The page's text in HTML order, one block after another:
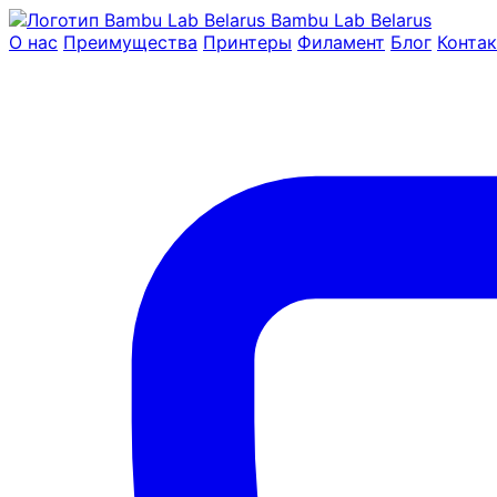
Bambu Lab Belarus
О нас Преимущества Принтеры Филамент Блог